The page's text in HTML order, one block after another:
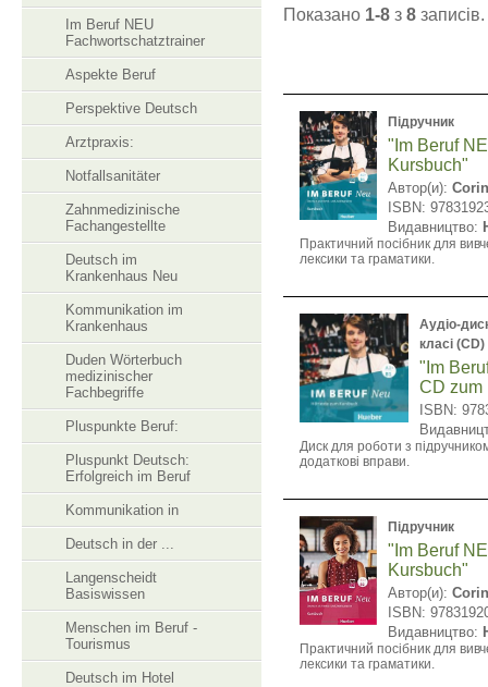
Im Beruf NEU
Fachwortschatztrainer
Aspekte Beruf
Perspektive Deutsch
Arztpraxis:
Notfallsanitäter
Zahnmedizinische
Fachangestellte
Deutsch im
Krankenhaus Neu
Kommunikation im
Krankenhaus
Duden Wörterbuch
medizinischer
Fachbegriffe
Pluspunkte Beruf:
Pluspunkt Deutsch:
Erfolgreich im Beruf
Kommunikation in
Deutsch in der ...
Langenscheidt
Basiswissen
Menschen im Beruf -
Tourismus
Deutsch im Hotel
Показано 1-8 з 8 записів.
Підручник
"Im Beruf
Kursbuch"
Автор(и):
ISBN:
Видавництво:
Практичний посібник для
лексики та граматики.
Аудіо-
класі (CD)
"Im
CD zum
ISBN:
Диск для роботи з
додаткові вправи.
Підручник
"Im Beruf
Kursbuch"
Автор(и):
ISBN:
Видавництво:
Практичний посібник для
лексики та граматики.